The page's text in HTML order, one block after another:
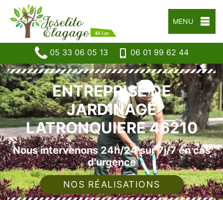
MENU
05 33 06 05 13 06 01 99 62 44
ENTREPRISE DE
JARDINAGE
LATRONQUIERE 46210
Nous intervenons 24h/24 sur 7j/7 en cas
d'urgence
NOS RÉALISATIONS